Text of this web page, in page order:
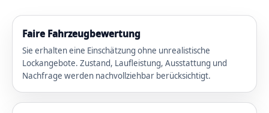
Faire Fahrzeugbewertung
Sie erhalten eine Einschätzung ohne unrealistische
Lockangebote. Zustand, Laufleistung, Ausstattung und
Nachfrage werden nachvollziehbar berücksichtigt.